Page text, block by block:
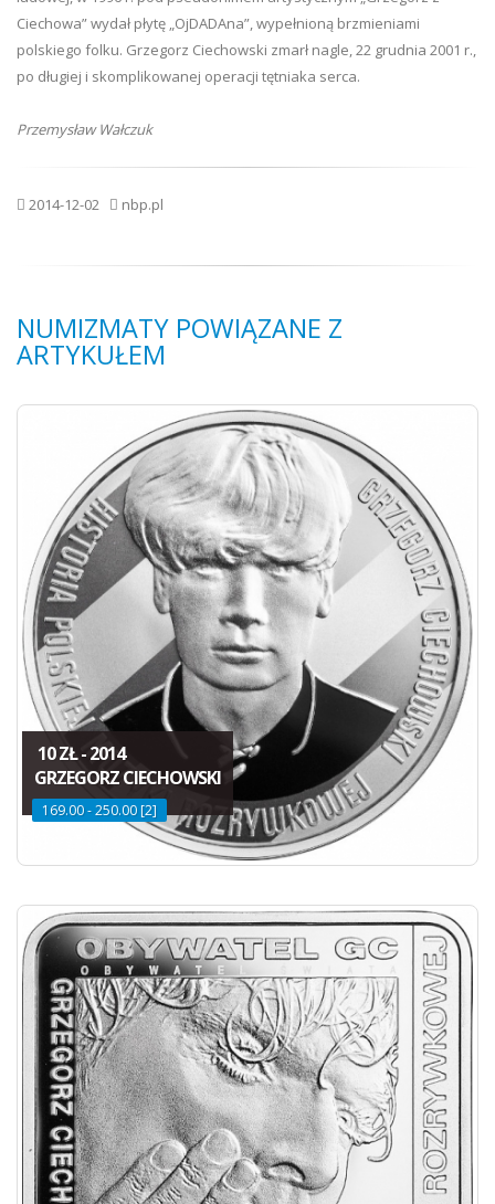
Ciechowa” wydał płytę „OjDADAna”, wypełnioną brzmieniami
polskiego folku. Grzegorz Ciechowski zmarł nagle, 22 grudnia 2001 r.,
po długiej i skomplikowanej operacji tętniaka serca.
Przemysław Wałczuk
2014-12-02 nbp.pl
NUMIZMATY POWIĄZANE Z
ARTYKUŁEM
10 ZŁ - 2014
GRZEGORZ CIECHOWSKI
169.00 - 250.00 [2]